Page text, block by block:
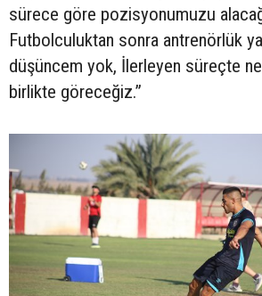
sürece göre pozisyonumuzu
Futbolculuktan sonra antrenörlük
düşüncem yok, İlerleyen süreçte
birlikte göreceğiz.”